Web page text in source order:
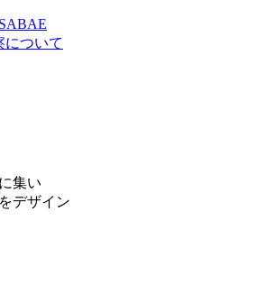
について
集い
デザイン